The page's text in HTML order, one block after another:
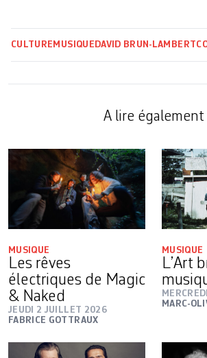
CULTURE MUSIQUE DAVID BRUN-LAMBERT
A lire également
MUSIQUE
Les rêves
électriques de Magic
& Naked
JEUDI 2 JUILLET 2026
FABRICE GOTTRAUX
MUSIQUE
L’Art
MARC-